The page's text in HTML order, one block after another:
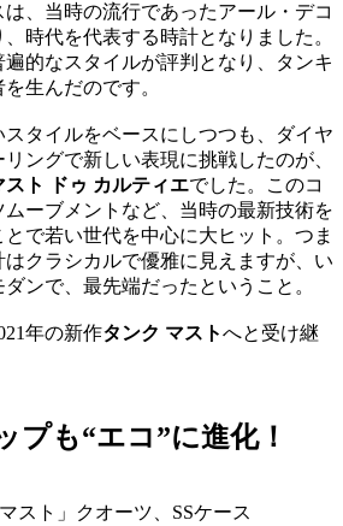
、当時の流行であったアール・デコ
時代を代表する時計となりました。
的なスタイルが評判となり、タンキ
生んだのです。
スタイルをベースにしつつも、ダイヤ
ングで新しい表現に挑戦したのが、
スト ドゥ カルティエでした。このコ
ーブメントなど、当時の最新技術を
で若い世代を中心に大ヒット。つま
はクラシカルで優雅に見えますが、い
ンで、最先端だったということ。
年の新作タンク マストへと受け継
プも“エコ”に進化！
スト」クオーツ、SSケース